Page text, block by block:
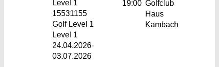
Level 1
15531155
Golf Level 1
Level 1
24.04.2026-
03.07.2026
19:00 Golfclub
Haus
Kambach